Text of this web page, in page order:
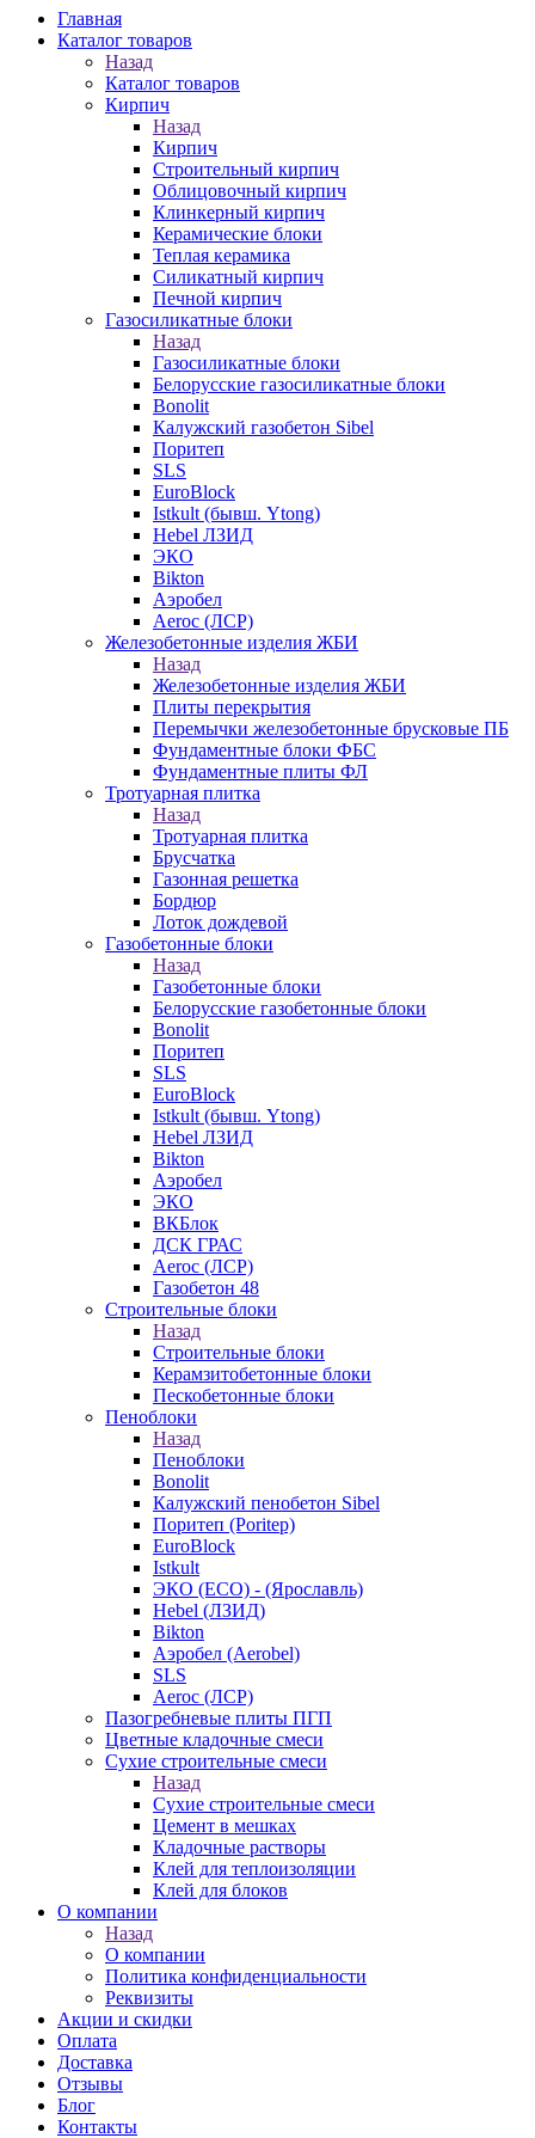
Главная
Каталог товаров
Назад
Каталог товаров
Кирпич
Назад
Кирпич
Строительный кирпич
Облицовочный кирпич
Клинкерный кирпич
Керамические блоки
Теплая керамика
Силикатный кирпич
Печной кирпич
Газосиликатные блоки
Назад
Газосиликатные блоки
Белорусские газосиликатные блоки
Bonolit
Калужский газобетон Sibel
Поритеп
SLS
EuroBlock
Istkult (бывш. Ytong)
Hebel ЛЗИД
ЭКО
Bikton
Аэробел
Aeroc (ЛСР)
Железобетонные изделия ЖБИ
Назад
Железобетонные изделия ЖБИ
Плиты перекрытия
Перемычки железобетонные брусковые ПБ
Фундаментные блоки ФБС
Фундаментные плиты ФЛ
Тротуарная плитка
Назад
Тротуарная плитка
Брусчатка
Газонная решетка
Бордюр
Лоток дождевой
Газобетонные блоки
Назад
Газобетонные блоки
Белорусские газобетонные блоки
Bonolit
Поритеп
SLS
EuroBlock
Istkult (бывш. Ytong)
Hebel ЛЗИД
Bikton
Аэробел
ЭКО
ВКБлок
ДСК ГРАС
Aeroc (ЛСР)
Газобетон 48
Строительные блоки
Назад
Строительные блоки
Керамзитобетонные блоки
Пескобетонные блоки
Пеноблоки
Назад
Пеноблоки
Bonolit
Калужский пенобетон Sibel
Поритеп (Poritep)
EuroBlock
Istkult
ЭКО (ECO) - (Ярославль)
Hebel (ЛЗИД)
Bikton
Аэробел (Aerobel)
SLS
Aeroc (ЛСР)
Пазогребневые плиты ПГП
Цветные кладочные смеси
Сухие строительные смеси
Назад
Сухие строительные смеси
Цемент в мешках
Кладочные растворы
Клей для теплоизоляции
Клей для блоков
О компании
Назад
О компании
Политика конфиденциальности
Реквизиты
Акции и скидки
Оплата
Доставка
Отзывы
Блог
Контакты